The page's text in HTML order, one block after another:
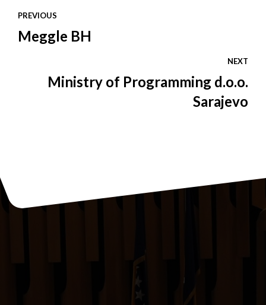
PREVIOUS
Meggle BH
NEXT
Ministry of Programming d.o.o.
Sarajevo